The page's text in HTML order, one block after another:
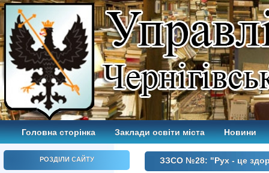
Головна сторінка Заклади освіти міста Новини
РОЗДІЛИ САЙТУ ЗЗСО №28: "Рух - це